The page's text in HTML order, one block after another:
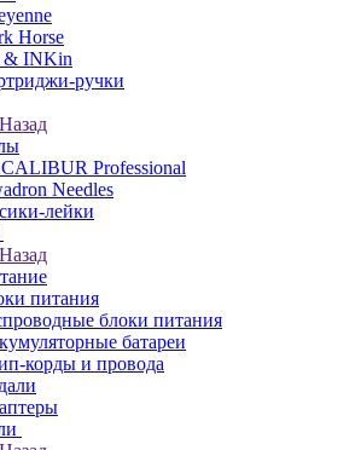
Horse
& INKin
ручки
Назад
Professional
Needles
лейки
Назад
питания
блоки питания
батареи
корды и провода